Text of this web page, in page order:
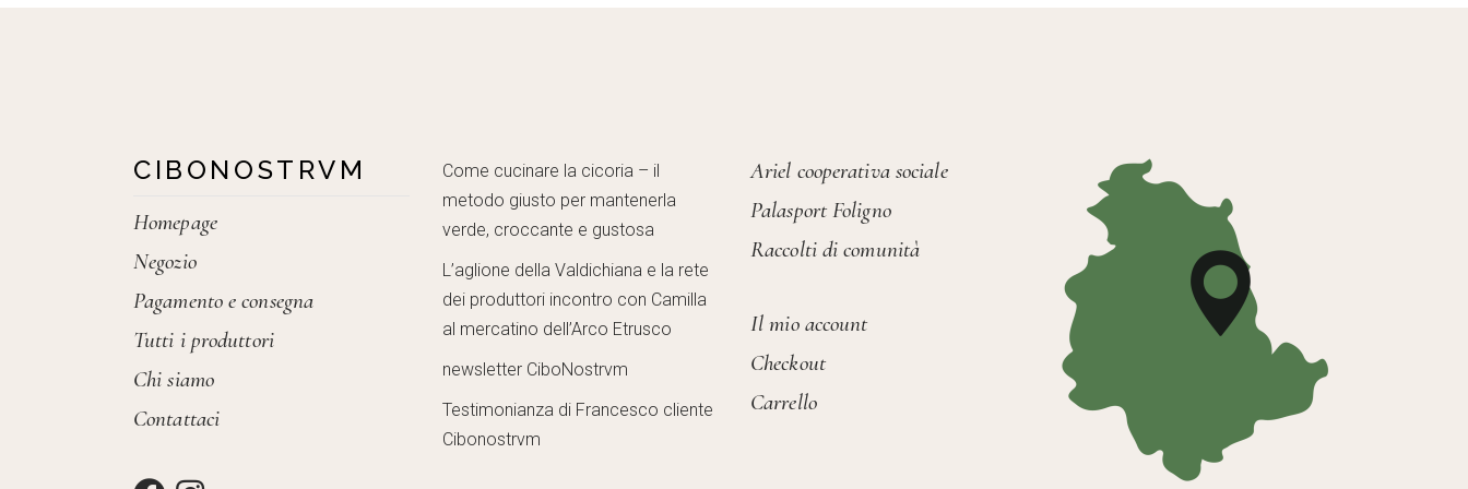
CIBONOSTRVM
Homepage
Negozio
Pagamento e consegna
Tutti i produttori
Chi siamo
Contattaci
Come cucinare la cicoria – il
metodo giusto per mantenerla
verde, croccante e gustosa
L’aglione della Valdichiana e la rete
dei produttori incontro con Camilla
al mercatino dell’Arco Etrusco
newsletter CiboNostrvm
Testimonianza di Francesco cliente
Cibonostrvm
Ariel cooperativa sociale
Palasport Foligno
Raccolti di comunità
Il mio account
Checkout
Carrello